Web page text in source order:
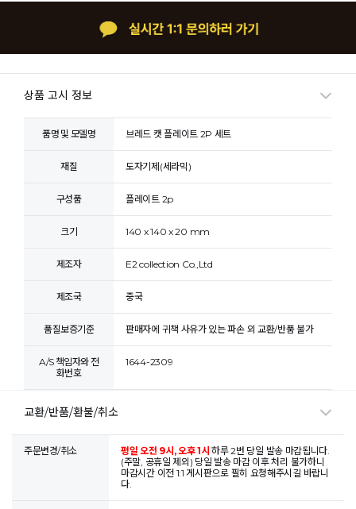
상품 고시 정보
품명 및 모델명 브레드 캣 플레이트 2P 세트
재질 도자기제(세라믹)
구성품 플레이트 2p
크기 140 x 140 x 20 mm
제조자 E2 collection Co.,Ltd
제조국 중국
품질보증기준 판매자에 귀책 사유가 있는 파손 외 교환/반품 불가
A/S 책임자와 전
화번호
1644-2309
교환/반품/환불/취소
주문변경/취소 평일 오전 9시, 오후 1시하루 2번 당일 발송 마감됩니다.
(주말, 공휴일 제외) 당일 발송 마감 이후 처리 불가하니
마감시간 이전 1:1 게시판으로 필히 요청해주시길 바랍니
다.